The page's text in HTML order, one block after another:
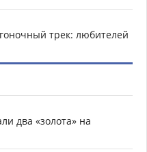
трек: любителей
два «золота» на